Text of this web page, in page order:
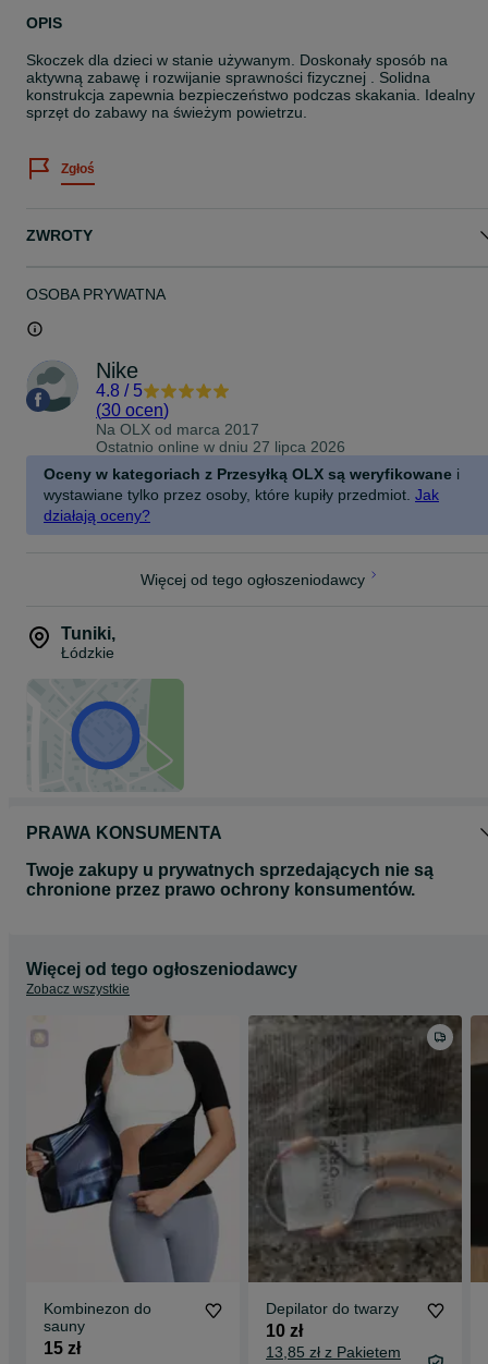
OPIS
Skoczek dla dzieci w stanie używanym. Doskonały sposób na
aktywną zabawę i rozwijanie sprawności fizycznej . Solidna
konstrukcja zapewnia bezpieczeństwo podczas skakania. Idealny
sprzęt do zabawy na świeżym powietrzu.
Zgłoś
ZWROTY
OSOBA PRYWATNA
Nike
4.8 / 5
(30 ocen)
Na OLX od marca 2017
Ostatnio online w dniu 27 lipca 2026
Oceny w kategoriach z Przesyłką OLX są weryfikowane i
wystawiane tylko przez osoby, które kupiły przedmiot. Jak
działają oceny?
Więcej od tego ogłoszeniodawcy
Tuniki,
Łódzkie
PRAWA KONSUMENTA
Twoje zakupy u prywatnych sprzedających nie są
chronione przez prawo ochrony konsumentów.
Więcej od tego ogłoszeniodawcy
Zobacz wszystkie
Kombinezon do
sauny
15 zł
Depilator do twarzy
10 zł
13,85 zł z Pakietem